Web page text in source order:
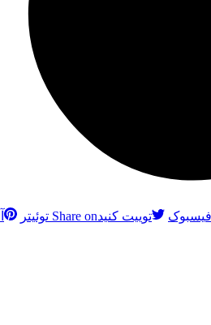
توییت کنیدShare on توئیتر